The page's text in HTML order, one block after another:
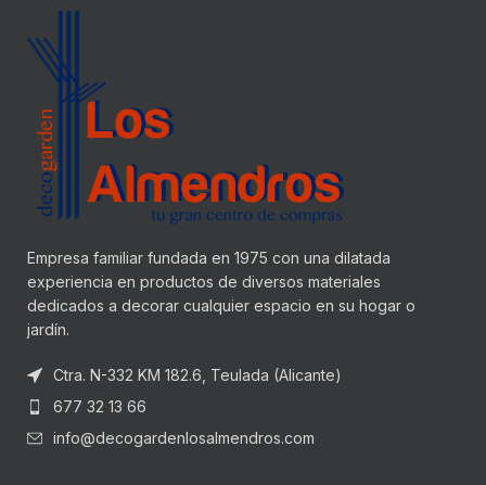
Empresa familiar fundada en 1975 con una dilatada
experiencia en productos de diversos materiales
dedicados a decorar cualquier espacio en su hogar o
jardín.
Ctra. N-332 KM 182.6, Teulada (Alicante)
677 32 13 66
info@decogardenlosalmendros.com